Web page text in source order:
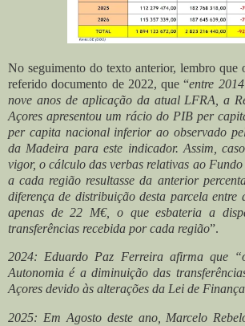
No seguimento do texto anterior, lembro que
referido documento de 2022, que “entre
nove anos de aplicação da atual LFRA, a
Açores apresentou um rácio do PIB per
per capita nacional inferior ao observado
da Madeira para este indicador. Assim,
vigor, o cálculo das verbas relativas ao
a cada região resultasse da anterior
diferença de distribuição desta parcela entre
apenas de 22 M€, o que esbateria a
transferências recebida por cada região”.
2024: Eduardo Paz Ferreira afirma que
Autonomia é a diminuição das
Açores devido às alterações da Lei de
2025: Em Agosto deste ano, Marcelo